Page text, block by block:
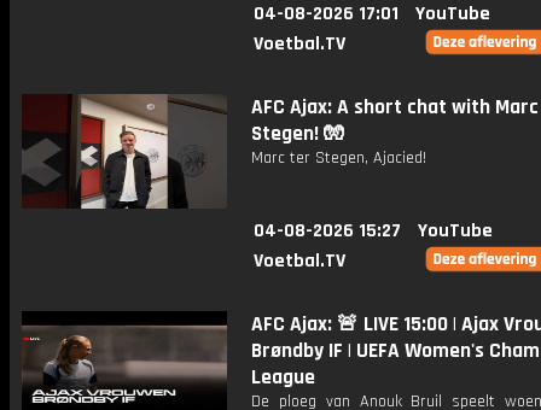
04-08-2026 17:01
YouTube
Voetbal.TV
AFC Ajax: A short chat with
Stegen! 🧤
Marc ter Stegen, Ajacied!
04-08-2026 15:27
YouTube
Voetbal.TV
AFC Ajax: 🚨 LIVE 15:00 | Ajax
Brøndby IF | UEFA Women's
League
De ploeg van Anouk Bruil speelt